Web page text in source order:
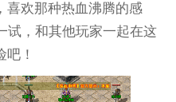
喜欢那种热血沸腾的感
试，和其他玩家一起在这
！